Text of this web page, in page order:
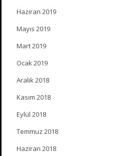
Haziran 2019
Mayıs 2019
Mart 2019
Ocak 2019
Aralık 2018
Kasım 2018
Eylül 2018
Temmuz 2018
Haziran 2018